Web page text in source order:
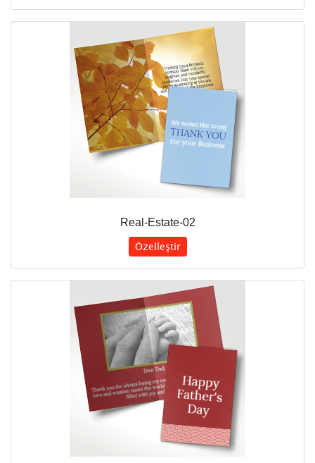
Real-Estate-02
Özelleştir